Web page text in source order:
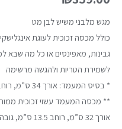
מגש מלבני משיש לבן מט
כולל מכסה זכוכית לעוגת
גבינות, מאפינסים או כל מה שבא
לשמירת הטריות ולהגשה מרשימה
* בסיס המעמד: אורך 34 ס”מ, רוחב 16 ס”מ
** מכסה המעמד עשוי זכוכית
אורך 32 ס”מ, רוחב 13.5 ס”מ, גובה 11.5 ס”מ